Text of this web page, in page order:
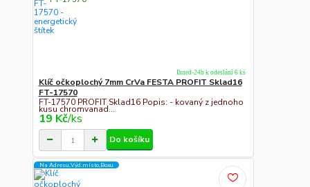
Klíč očkoplochý 7mm CrVa FESTA PROFIT Sklad16
FT-17570
FT-17570 PROFIT Sklad16 Popis: - kovaný z jednoho
kusu chromvanad...
19 Kč/ks
Ihned-24h k odeslání 6 ks
Do košíku
Na Adresu,Výd.místo,Boxu